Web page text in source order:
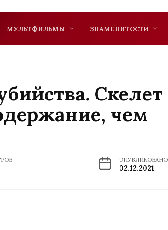
МУЛЬТФИЛЬМЫ ЗНАМЕНИТОСТИ
Скелет
чем
ОПУБЛИКОВАНО
02.12.2021